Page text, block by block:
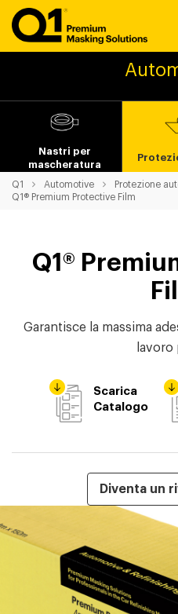
Nastri per
mascheratura
Q1 Automotive Protezione
Q1® Premium Protective Film
Q1®
Garantisce la massima
lavoro
Scarica
Catalogo
Diventa un